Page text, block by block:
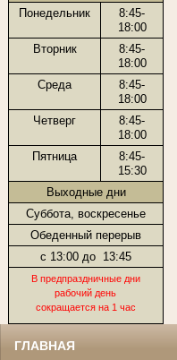
Понедельник
8:45-
18:00
Вторник
8:45-
18:00
Среда
8:45-
18:00
Четверг
8:45-
18:00
Пятница
8:45-
15:30
Выходные дни
Суббота, воскресенье
Обеденный перерыв
с 13:00 до 13:45
В предпраздничные дни
рабочий день
сокращается на 1 час
ГЛАВНАЯ